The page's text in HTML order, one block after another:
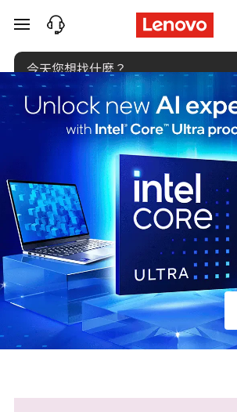
什
麼
是
搜
引
擎
優
化
(
跳至主要內容